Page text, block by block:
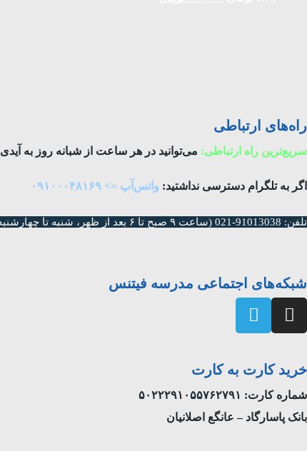
راه‌های ارتباطی
سریع‌ترین راه ارتباطی: می‌توانید در هر ساعت از شبانه روز به آیدی
اگر به تلگرام دسترسی نداشتید: واتس‌آپ => ۰۹۱۰۰۰۴۸۱۶۹
تلفن: 91013038-021 (ساعت ۹ صبح تا ۶ بعد از ظهر، شنبه تا چهار‌شنبه)
شبکه‌های اجتماعی مدرسه فیتنس
خرید کارت به کارت
شماره کارت: ۵۰۲۲۲۹۱۰۵۵۷۶۲۷۹۱
بانک پاسارگاد – عانگع اصلانیان